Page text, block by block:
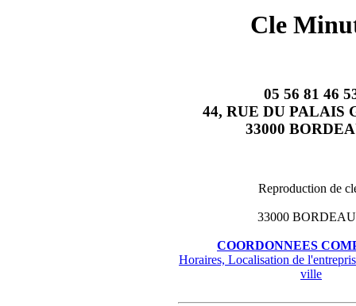
Cle
05 56 81 46
44, RUE DU PALAIS
33000
Reproduction de
33000
COORDONNEES
Horaires, Localisation de
ville